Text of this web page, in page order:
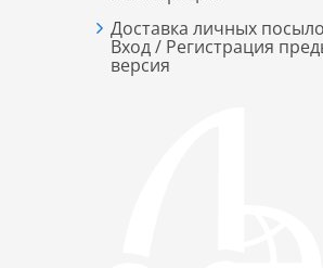
Доставка личных
Вход / Регистрация
версия